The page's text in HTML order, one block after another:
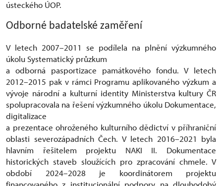
ústeckého ÚOP.
Odborné badatelské zaměření
V letech 2007–2011 se podílela na plnění výzkumného
úkolu Systematický průzkum
a odborná pasportizace památkového fondu. V letech
2012–2015 pak v rámci Programu aplikovaného výzkum a
vývoje národní a kulturní identity Ministerstva kultury ČR
spolupracovala na řešení výzkumného úkolu Dokumentace,
digitalizace
a prezentace ohroženého kulturního dědictví v příhraniční
oblasti severozápadních Čech. V letech 2016–2021 byla
hlavním řešitelem projektu NAKI II. Dokumentace
historických staveb sloužících pro zpracování chmele. V
období 2024–2028 je koordinátorem projektu